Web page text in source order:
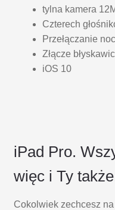
tylna kamera
Czterech
Przełączanie
Złącze
iOS 10
iPad Pro.
więc i Ty
Cokolwiek zechcesz